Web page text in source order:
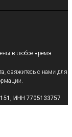
в любое время
свяжитесь с нами для
ИНН 7705133757